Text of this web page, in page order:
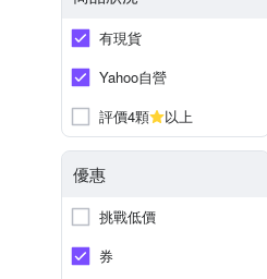
有現貨
Yahoo自營
評價4顆
以上
優惠
挑戰低價
券